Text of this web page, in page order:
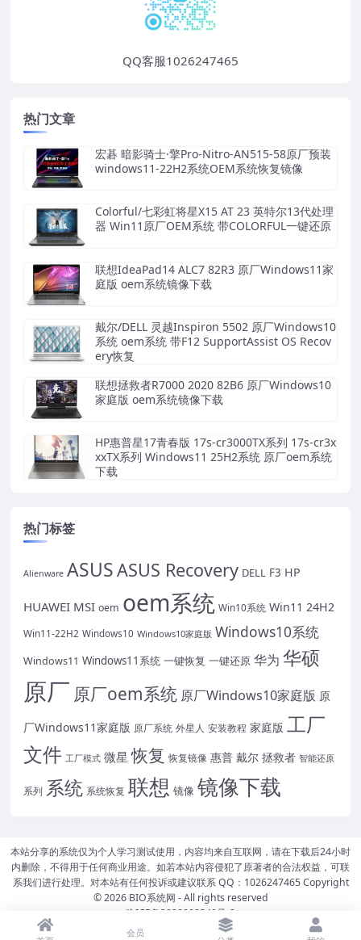
QQ客服1026247465
热门文章
宏碁 暗影骑士·擎Pro-Nitro-AN515-58原厂预装
windows11-22H2系统OEM系统恢复镜像
Colorful/七彩虹将星X15 AT 23 英特尔13代处理
器 Win11原厂OEM系统 带COLORFUL一键还原
联想IdeaPad14 ALC7 82R3 原厂Windows11家
庭版 oem系统镜像下载
戴尔/DELL 灵越Inspiron 5502 原厂Windows10
系统 oem系统 带F12 SupportAssist OS Recov
ery恢复
联想拯救者R7000 2020 82B6 原厂Windows10
家庭版 oem系统镜像下载
HP惠普星17青春版 17s-cr3000TX系列 17s-cr3x
xxTX系列 Windows11 25H2系统 原厂oem系统
下载
热门标签
Alienware ASUSASUS Recovery DELL F3 HP
HUAWEI MSI oem oem系统 Win10系统 Win11 24H2
Win11-22H2 Windows10 Windows10家庭版 Windows10系统
Windows11 Windows11系统 一键恢复 一键还原 华为 华硕
原厂 原厂oem系统 原厂Windows10家庭版 原
厂Windows11家庭版 原厂系统 外星人 安装教程 家庭版 工厂
文件 工厂模式 微星 恢复 恢复镜像 惠普 戴尔 拯救者 智能还原
系列 系统 系统恢复 联想 镜像 镜像下载
本站分享的系统仅为个人学习测试使用，内容均来自互联网，请在下载后24小时
内删除，不得用于任何商业用途。如若本站内容侵犯了原著者的合法权益，可联
系我们进行处理。对本站有任何投诉或建议联系 QQ：1026247465 Copyright
© 2026 BIO系统网 - All rights reserved
豫ICP备2022008340号-2
会员